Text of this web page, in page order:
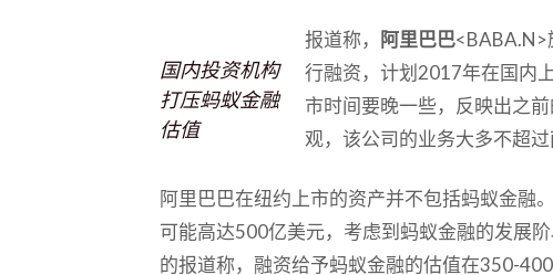
国内投资机构
打压蚂蚁金融
估值
报道称， 阿里巴巴<BABA.N>
行融资，计划2017年在国内
市时间要晚一些，反映出之
观，该公司的业务大多不超过
阿里巴巴在纽约上市的资产并不包括蚂蚁金融
可能高达500亿美元，考虑到蚂蚁金融的发展
的报道称，融资给予蚂蚁金融的估值在350-400